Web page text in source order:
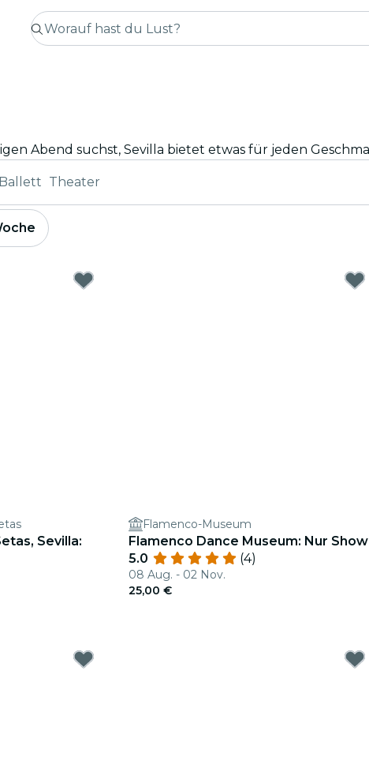
Ballett Theater
Sevilla:
Flamenco-Museum
Flamenco Dance Museum: Nur Show
5.0
(4)
08 Aug. - 02 Nov.
25,00 €